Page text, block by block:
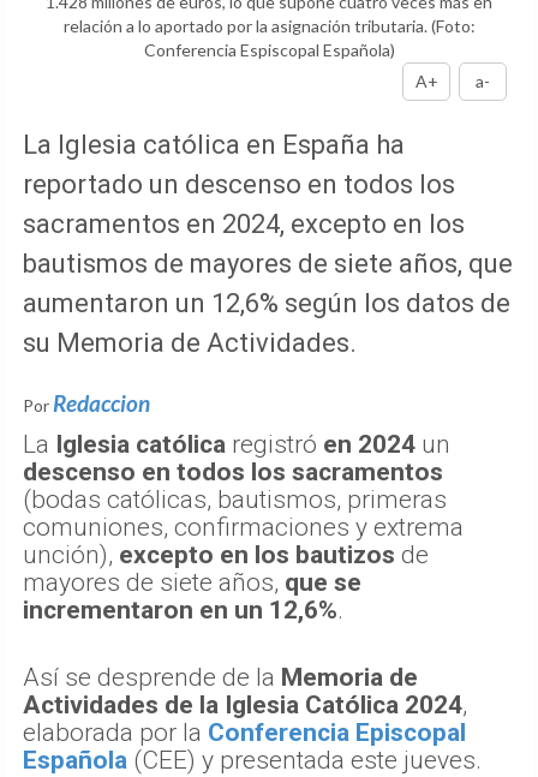
relación a lo aportado por la asignación tributaria.(Foto:
Conferencia Espiscopal Española)
A+
a-
La Iglesia católica en España ha
reportado un descenso en todos los
sacramentos en 2024, excepto en los
bautismos de mayores de siete años, que
aumentaron un 12,6% según los datos de
su Memoria de Actividades.
Por Redaccion
La Iglesia católica registró en 2024 un
descenso en todos los sacramentos
(bodas católicas, bautismos, primeras
comuniones, confirmaciones y extrema
unción), excepto en los bautizos de
mayores de siete años, que se
incrementaron en un 12,6%.
Así se desprende de la Memoria de
Actividades de la Iglesia Católica 2024,
elaborada por la Conferencia Episcopal
Española (CEE) y presentada este jueves.